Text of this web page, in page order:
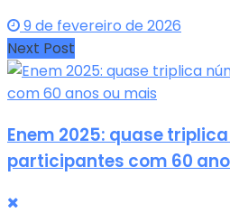
9 de fevereiro de 2026
Next Post
Enem 2025: quase
participantes com 60